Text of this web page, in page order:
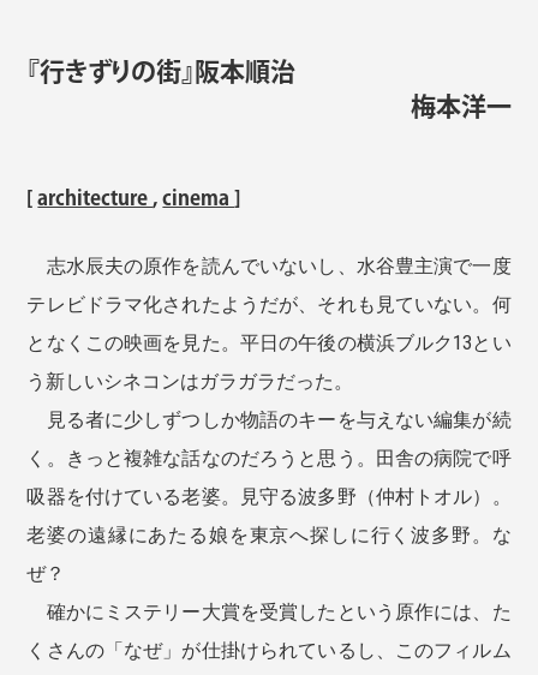
『行きずりの街』阪本順治
梅本洋一
[architecture,cinema]
志水辰夫の原作を読んでいないし、水谷豊主演で一度
テレビドラマ化されたようだが、それも見ていない。何
となくこの映画を見た。平日の午後の横浜ブルク13とい
う新しいシネコンはガラガラだった。
見る者に少しずつしか物語のキーを与えない編集が続
く。きっと複雑な話なのだろうと思う。田舎の病院で呼
吸器を付けている老婆。見守る波多野（仲村トオル）。
老婆の遠縁にあたる娘を東京へ探しに行く波多野。な
ぜ？
確かにミステリー大賞を受賞したという原作には、た
くさんの「なぜ」が仕掛けられているし、このフィルム